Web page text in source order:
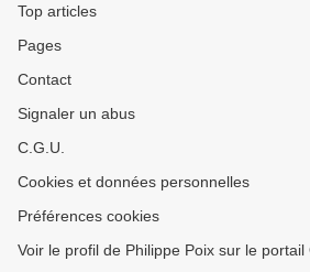
Top articles
Pages
Contact
Signaler un abus
C.G.U.
Cookies et données personnelles
Préférences cookies
Voir le profil de Philippe Poix sur le portail